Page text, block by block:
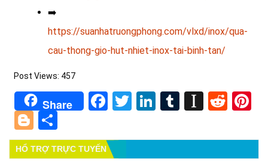
➡️
https://suanhatruongphong.com/vlxd/inox/qua-
cau-thong-gio-hut-nhiet-inox-tai-binh-tan/
Post Views: 457
Share Facebook
TwitterLinkedIn
Tumblr
Blogger
HỔ TRỢ TRỰC TUYẾN